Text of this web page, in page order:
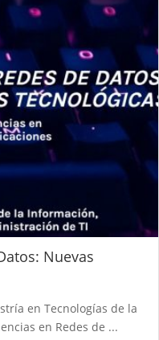
Nuevas
en Tecnologías de la
en Redes de ...